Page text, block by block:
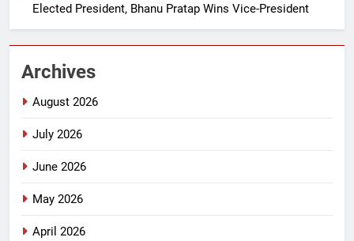
Elected President, Bhanu Pratap Wins Vice-President
Archives
August 2026
July 2026
June 2026
May 2026
April 2026